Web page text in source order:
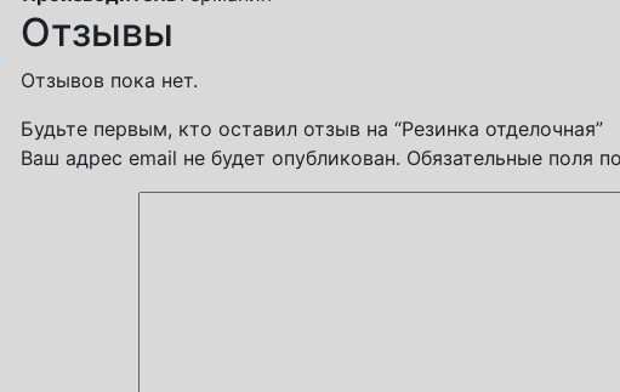
Отзывы
Отзывов пока нет.
Будьте первым, кто оставил отзыв на “Резинка отделочная”
Ваш адрес email не будет опубликован. Обязательные поля